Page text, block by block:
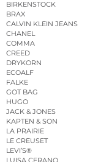
BIRKENSTOCK
BRAX
CALVIN KLEIN JEANS
CHANEL
COMMA
CREED
DRYKORN
ECOALF
FALKE
GOT BAG
HUGO
JACK & JONES
KAPTEN & SON
LA PRAIRIE
LE CREUSET
LEVI’S®
LUISA CERANO